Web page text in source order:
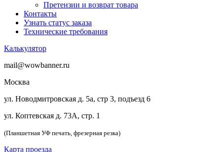
Претензии и возврат товара
Контакты
Узнать статус заказа
Технические требования
Калькулятор
mail@wowbanner.ru
Москва
ул. Новодмитровская д. 5а, стр 3, подъезд 6
ул. Коптевская д. 73А, стр. 1
(Планшетная УФ печать, фрезерная резка)
Карта проезда